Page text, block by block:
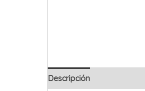
Descripción